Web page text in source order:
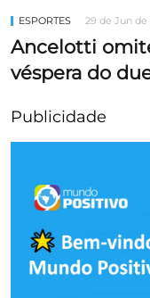
ESPORTES 29 de Jun de
Ancelotti
véspera do
Publicidade